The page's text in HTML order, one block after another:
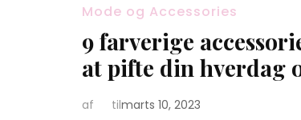
Mode og Accessories
9 farverige
at pifte din hverdag
af tilmarts 10, 2023